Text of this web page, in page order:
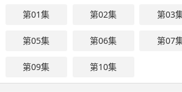
第01集 第02集 第03
第05集 第06集 第07
第09集 第10集